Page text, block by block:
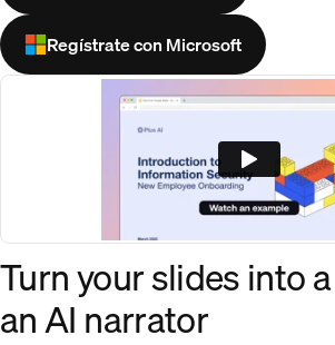
Regístrate con Microsoft
Turn your slides into
an AI narrator